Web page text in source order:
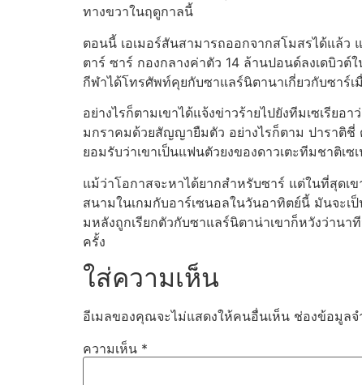
ทางขวาในฤดูกาลนี้
ตอนนี้ เอเมอร์สันสามารถออกจากสโมสรได้แล้ว
ตาร์ ซาร์ กองกลางค่าตัว 14 ล้านปอนด์ลงเดบิว
กีฬาได้โทรศัพท์คุยกับซาแลร์นิตานาเกี่ยวกับซาร์
อย่างไรก็ตามเขาได้แจ้งข่าวร้ายไปยังทีมเซเรีย
มกราคมด้วยสัญญายืมตัว อย่างไรก็ตาม ปาราติชี่
ยอมรับว่าเขาเป็นแฟนตัวยงของดาวเตะทีมชาติเซ
แม้ว่าโอกาสจะหาได้ยากสําหรับซาร์ แต่ในที่สุดเ
สนามในเกมกับอาร์เซนอลในวันอาทิตย์นี้ มันจะ
มหลังถูกเรียกตัวกับซาแลร์นิตาน่าเขาก็หวังว่าน
ครั้ง
ใส่ความเห็น
อีเมลของคุณจะไม่แสดงให้คนอื่นเห็น ช่องข้อมูลจ
ความเห็น *